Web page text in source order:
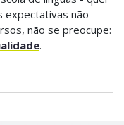
expectativas não
não se preocupe:
.